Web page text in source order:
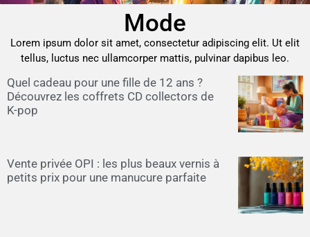
Mode
Lorem ipsum dolor sit amet, consectetur adipiscing elit. Ut elit
tellus, luctus nec ullamcorper mattis, pulvinar dapibus leo.
Quel cadeau pour une fille de 12 ans ?
Découvrez les coffrets CD collectors de
K-pop
Vente privée OPI : les plus beaux vernis à
petits prix pour une manucure parfaite